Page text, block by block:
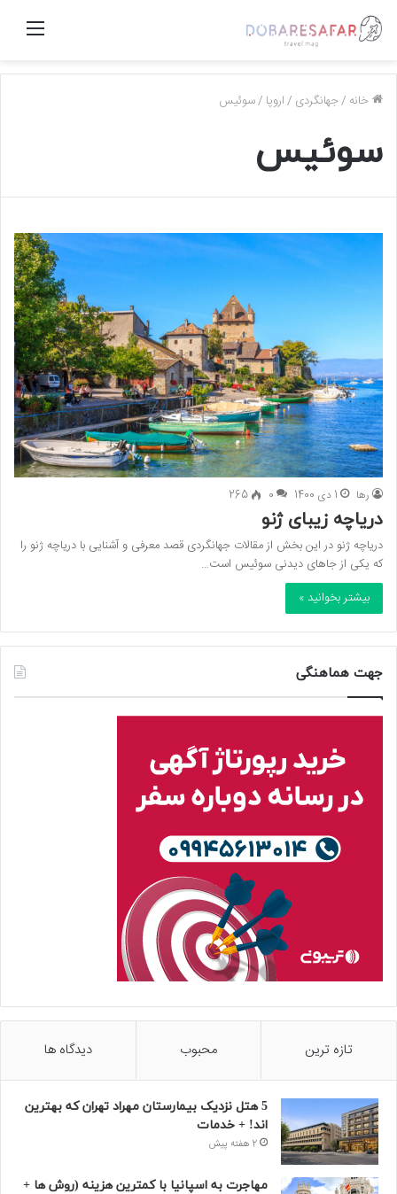
منو
خانه /جهانگردی /اروپا /سوئیس
سوئیس
رها 1 دی 1400 0
265
دریاچه زیبای ژنو
دریاچه ژنو در این بخش از مقالات جهانگردی قصد معرفی و آشنایی با دریاچه ژنو را
که یکی از جاهای دیدنی سوئیس است…
بیشتر بخوانید »
جهت هماهنگی
تازه ترین محبوب دیدگاه ها
5 هتل نزدیک بیمارستان مهراد تهران که بهترین‌
اند! + خدمات
2 هفته پیش
مهاجرت به اسپانیا با کمترین هزینه (روش ها +